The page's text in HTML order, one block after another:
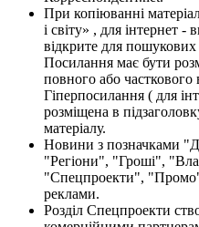
При копіюванні
і світу» , для інтернет -
відкрите для
Посилання має бути
повного або часткового
Гіперпосилання ( для
розміщена в
матеріалу.
Новини з позначками
"Регіони", "Гроші",
"Спецпроекти", "Промо"
реклами.
Розділ Спецпроекти